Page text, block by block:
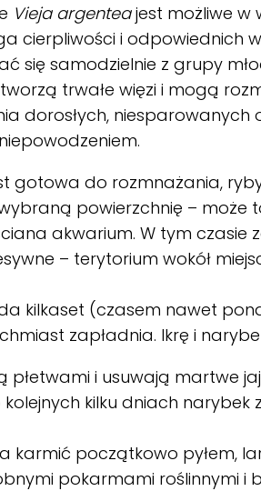
Vieja argenteajest możliwe w
cierpliwości i odpowiednich
się samodzielnie z grupy
trwałe więzi i mogą
dorosłych,
gotowa do rozmnażania,
powierzchnię – może
akwarium. W tym czasie
– terytorium wokół
kilkaset (czasem nawet
zapładnia. Ikrę i
płetwami i usuwają martwe
kilku dniach narybek
karmić początkowo pyłem,
pokarmami roślinnymi i